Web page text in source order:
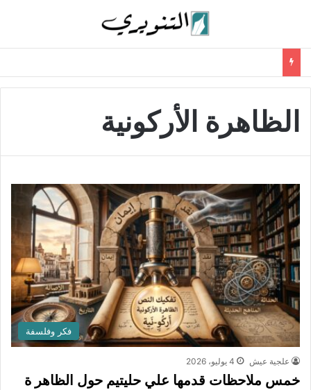
الظاهرة الأركونية
فكر وفلسفة
علجية عيش 4 يوليو، 2026
خمس ملاحظات قدمها علي حليتيم حول الظاهر ة